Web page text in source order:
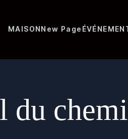
MAISONNew Page
du